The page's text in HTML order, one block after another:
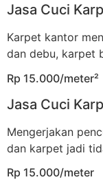
Jasa Cuci
Karpet kantor
dan debu, karpet
Rp 15.000/meter²
Jasa Cuci
Mengerjakan
dan karpet jadi
Rp 15.000/meter